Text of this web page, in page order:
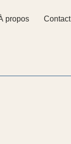
propos Contact